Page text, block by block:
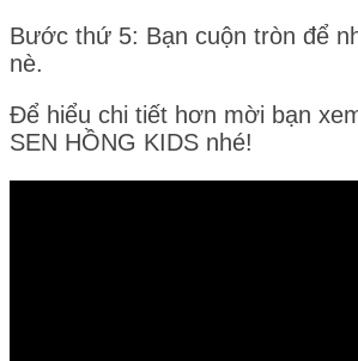
Bước thứ 5: Bạn cuộn tròn để
nè.
Để hiểu chi tiết hơn mời bạn
SEN HỒNG KIDS nhé!